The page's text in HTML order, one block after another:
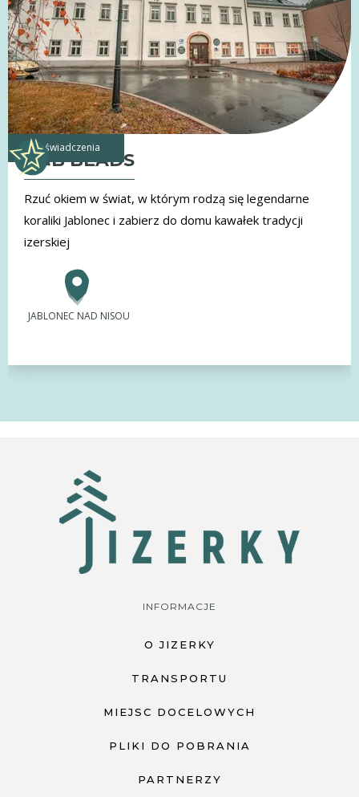
doświadczenia
G&B BEADS
Rzuć okiem w świat, w którym rodzą się legendarne
koraliki Jablonec i zabierz do domu kawałek tradycji
izerskiej
JABLONEC NAD NISOU
INFORMACJE
O JIZERKY
TRANSPORTU
MIEJSC DOCELOWYCH
PLIKI DO POBRANIA
PARTNERZY